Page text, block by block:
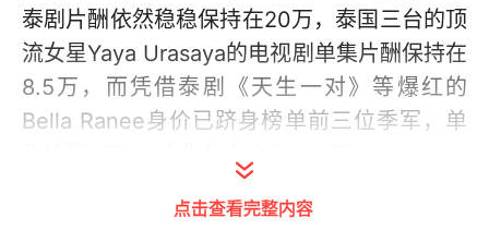
泰剧片酬依然稳稳保持在20万，泰国三台的顶
流女星Yaya Urasaya的电视剧单集片酬保持在
8.5万，而凭借泰剧《天生一对》等爆红的
Bella Ranee身价已跻身榜单前三位季军，单
集片酬8万+，广告代言也在900万+。
点击查看完整内容